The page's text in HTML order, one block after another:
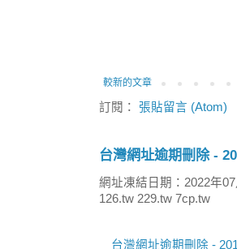
較新的文章
訂閱： 張貼留言 (Atom)
台灣網址逾期刪除 -
網址凍結日期：2022年
126.tw 229.tw 7cp.tw
台灣網址逾期刪除 -